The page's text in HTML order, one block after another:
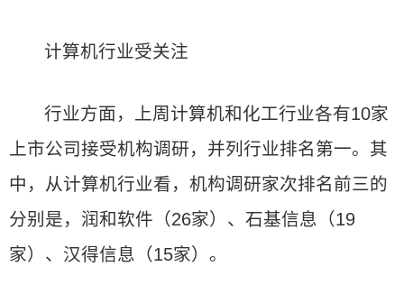
计算机行业受关注
行业方面，上周计算机和化工行业各有10家
上市公司接受机构调研，并列行业排名第一。其
中，从计算机行业看，机构调研家次排名前三的
分别是，润和软件（26家）、石基信息（19
家）、汉得信息（15家）。